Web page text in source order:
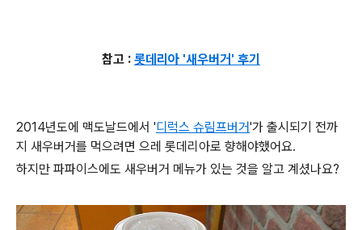
참고 : 롯데리아 '새우버거' 후기
2014년도에 맥도날드에서 '디럭스 슈림프버거'가 출시되기 전까
지 새우버거를 먹으려면 으레 롯데리아로 향해야했어요.
하지만 파파이스에 도 새우버거 메뉴가 있는 것을 알고 계셨나요?